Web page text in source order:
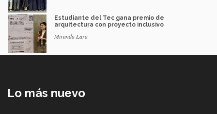
Estudiante del Tec gana premio de
arquitectura con proyecto inclusivo
Miranda Lara
Lo más nuevo